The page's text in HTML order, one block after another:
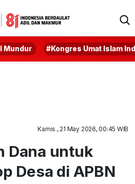
Mundur #Kongres Umat Islam
Kamis , 21 May 2026, 00:45 WIB
Dana untuk
Desa di APBN